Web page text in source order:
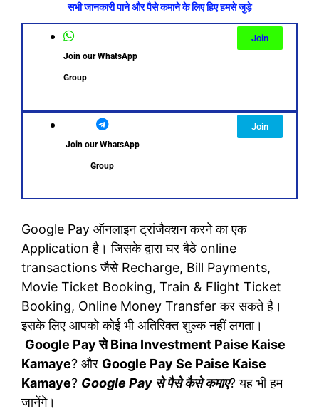
सभी जानकारी पाने और पैसे कमाने के लिए हिए हमसे जुड़े
Join our WhatsApp
Group
Join
Join our WhatsApp
Group
Join
Google Pay ऑनलाइन ट्रांजैक्शन करने का एक
Application है। जिसके द्वारा घर बैठे online
transactions जैसे Recharge, Bill Payments,
Movie Ticket Booking, Train & Flight Ticket
Booking, Online Money Transfer कर सकते है।
इसके लिए आपको कोई भी अतिरिक्त शुल्क नहीं लगता।
Google Pay से Bina Investment Paise Kaise
Kamaye? और Google Pay Se Paise Kaise
Kamaye? Google Pay से पैसे कैसे कमाए? यह भी हम
जानेंगे।